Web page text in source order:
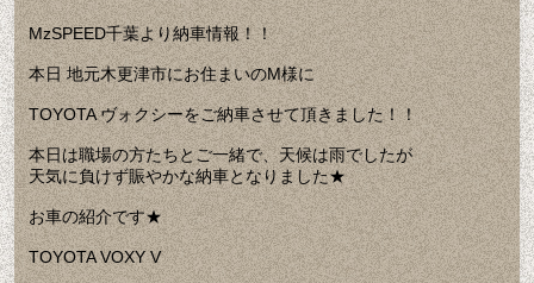
MzSPEED千葉より納車情報！！
本日 地元木更津市にお住まいのM様に
TOYOTA ヴォクシーをご納車させて頂きました！！
本日は職場の方たちとご一緒で、天候は雨でしたが
天気に負けず賑やかな納車となりました★
お車の紹介です★
TOYOTA VOXY V